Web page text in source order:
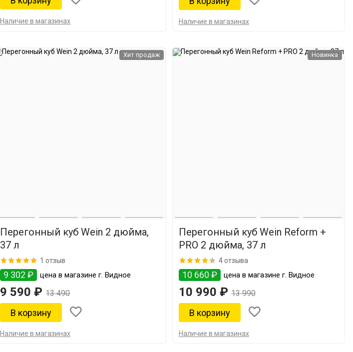
Наличие в магазинах Наличие в магазинах
Хит продаж
Перегонный куб Wein 2 дюйма,
37 л
1 отзыв
9 302 ₽ цена в магазине г. Видное
9 590 ₽ 13 490
Наличие в магазинах
Новинка
Перегонный куб Wein Reform +
PRO 2 дюйма, 37 л
4 отзыва
10 660 ₽ цена в магазине г. Видное
10 990 ₽ 13 990
Наличие в магазинах